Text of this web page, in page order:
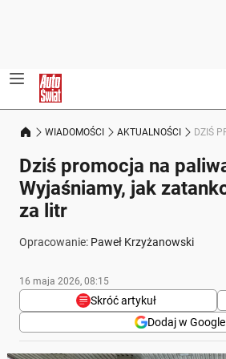
WIADOMOŚCI AKTUALNOŚCI DZIŚ
Dziś promocja na
Wyjaśniamy, jak
za litr
Opracowanie: Paweł Krzyżanowski
16 maja 2026, 08:15
Skróć artykuł
Dodaj w Google